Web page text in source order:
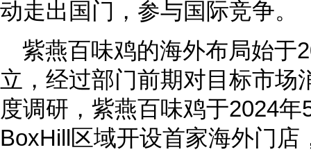
动走出国门，参与国际竞争。
紫燕百味鸡的海外布局始于
立，经过部门前期对目标市场
度调研，紫燕百味鸡于2024
BoxHill区域开设首家海外门